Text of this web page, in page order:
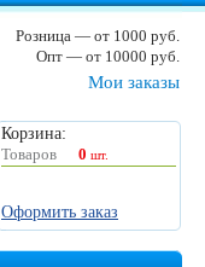
Мои заказы
Корзина:
Товаров
0 шт.
Оформить заказ
Розница — от 1000 руб.
Опт — от 10000 руб.